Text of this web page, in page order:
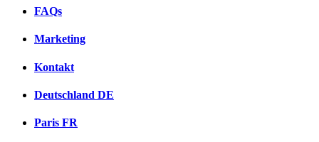
FAQs
Marketing
Kontakt
Deutschland DE
Paris FR